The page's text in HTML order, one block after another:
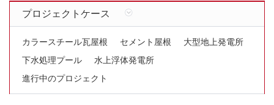
プロジェクトケース
カラースチール瓦屋根 セメント屋根
大型地上発電所
下水処理プール
水上浮体発電所
進行中のプロジェクト